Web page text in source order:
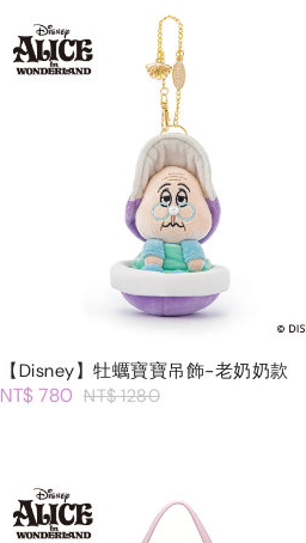
【Disney】牡蠣寶寶吊飾-老奶奶款
NT$ 780 NT$ 1280